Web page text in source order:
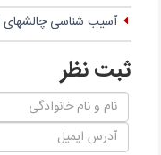
آسیب شناسی چالشهای
ثبت نظر